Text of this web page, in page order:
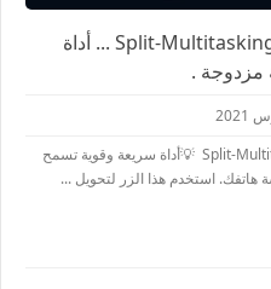
Split-Multitasking-Dual-Screen-Premium-1.2 ... أداة
.
📲Split-Multitasking-Dual-Screen-Premium-1.2 💡أداة سريعة وقوية تسمح
استخدم هذا الزر لتحويل ...